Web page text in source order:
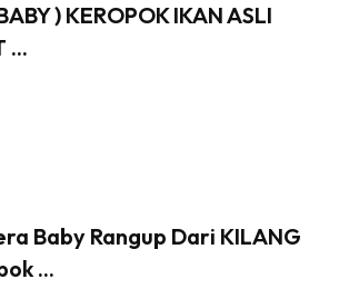
) KEROPOK IKAN ASLI
...
Baby Rangup Dari KILANG
...